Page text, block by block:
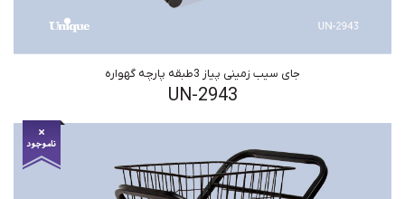
جای سیب زمینی پیاز 3طبقه پارچه گهواره
UN-2943